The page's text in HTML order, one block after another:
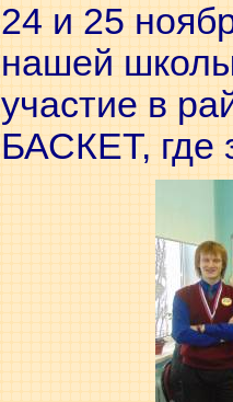
24 и 25
нашей
участие в
БАСКЕТ, где